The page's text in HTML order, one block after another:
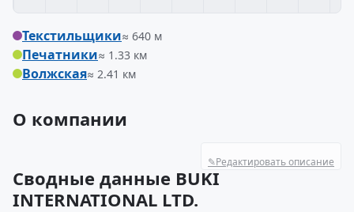
Текстильщики≈ 640 м
Печатники≈ 1.33 км
Волжская≈ 2.41 км
О компании
✎Редактировать описание
Сводные данные BUKI
INTERNATIONAL LTD.